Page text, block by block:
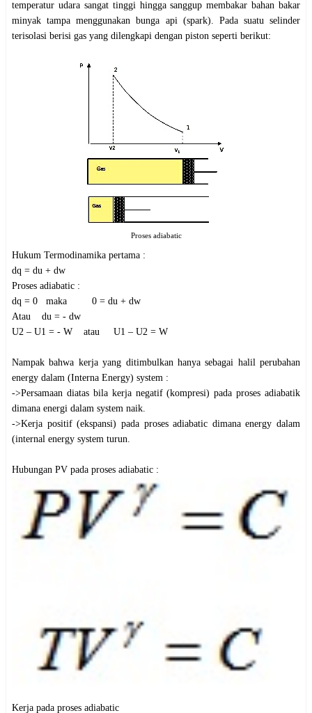
temperatur udara sangat tinggi hingga sanggup membakar bahan bakar
minyak tampa menggunakan bunga api (spark). Pada suatu selinder
terisolasi berisi gas yang dilengkapi dengan piston seperti berikut:
Proses adiabatic
Hukum Termodinamika pertama :
dq = du + dw
Proses adiabatic :
dq = 0 maka 0 = du + dw
Atau du = - dw
U2 – U1 = - W atau U1 – U2 = W
Nampak bahwa kerja yang ditimbulkan hanya sebagai halil perubahan
energy dalam (Interna Energy) system :
->Persamaan diatas bila kerja negatif (kompresi) pada proses adiabatik
dimana energi dalam system naik.
->Kerja positif (ekspansi) pada proses adiabatic dimana energy dalam
(internal energy system turun.
Hubungan PV pada proses adiabatic :
Kerja pada proses adiabatic